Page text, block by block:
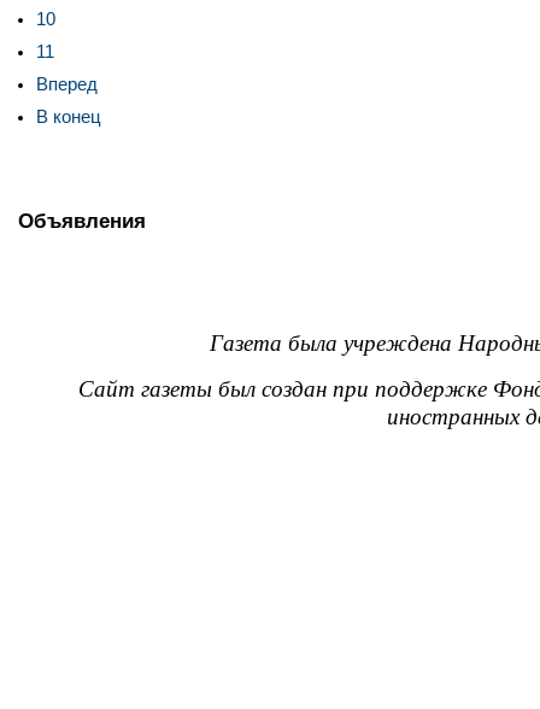
10
11
Вперед
В конец
Объявления
Газета была учреждена
Сайт газеты был создан при поддержке
иностранных